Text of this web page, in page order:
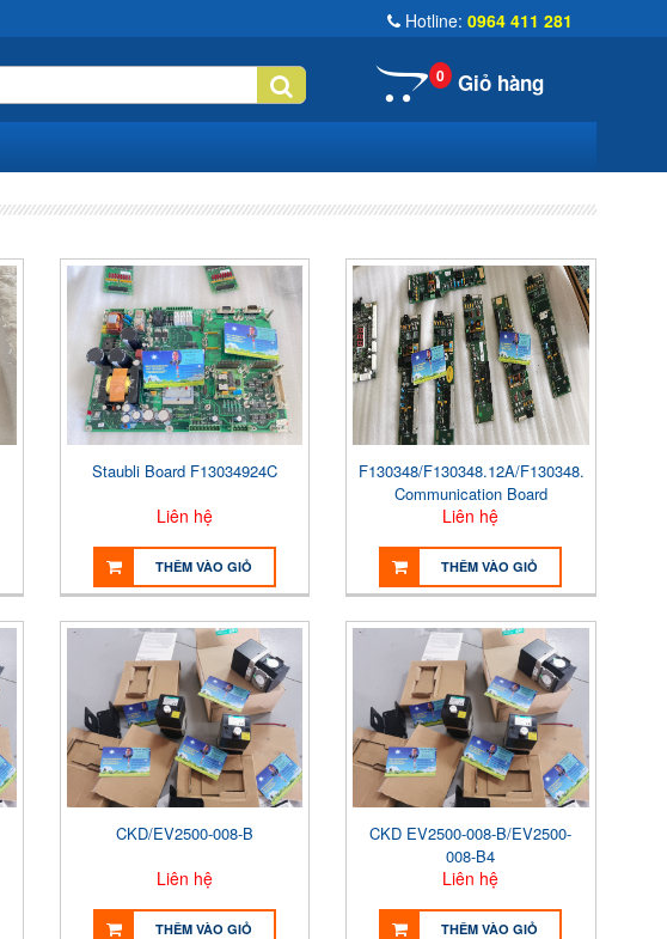
Hotline: 0964 411 281
0 Giỏ hàng
Staubli Board F13034924C
Liên hệ
THÊM VÀO GIỎ
F130348/F130348.12A/F130348.12B/Staubli
Communication Board
Liên hệ
THÊM VÀO GIỎ
CKD/EV2500-008-B
Liên hệ
THÊM VÀO GIỎ
CKD EV2500-008-B/EV2500-
008-B4
Liên hệ
THÊM VÀO GIỎ